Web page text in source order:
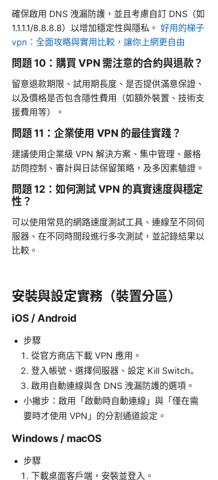
確保啟用 DNS 洩漏防護，並且考慮自訂 DNS（如
1.1.1.1/8.8.8.8）以增加穩定性與隱私。 好用的梯子
vpn：全面攻略與實用比較，讓你上網更自由
問題 10：購買 VPN 需注意的合約與退款？
留意退款期限、試用期長度、是否提供滿意保證、
以及價格是否包含隱性費用（如額外裝置、技術支
援費用等）。
問題 11：企業使用 VPN 的最佳實踐？
建議使用企業級 VPN 解決方案、集中管理、嚴格
訪問控制、審計與日誌保留策略，及多因素驗證。
問題 12：如何測試 VPN 的真實速度與穩定
性？
可以使用常見的網路速度測試工具、連線至不同伺
服器、在不同時間段進行多次測試，並記錄結果以
比較。
安裝與設定實務（裝置分區）
iOS / Android
步驟
從官方商店下載 VPN 應用。
登入帳號、選擇伺服器、設定 Kill Switch。
啟用自動連線與含 DNS 洩漏防護的選項。
小撇步：啟用「啟動時自動連線」與「僅在需
要時才使用 VPN」的分割通道設定。
Windows / macOS
步驟
下載桌面客戶端，安裝並登入。